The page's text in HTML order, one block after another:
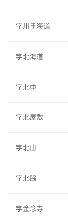
字川手海道
字北海道
字北中
字北屋敷
字北山
字北脇
字金念寺